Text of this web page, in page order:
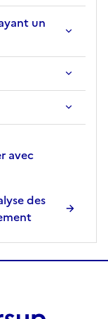
t
i
n
é
e
t
o
n
é
e
un
avec
des